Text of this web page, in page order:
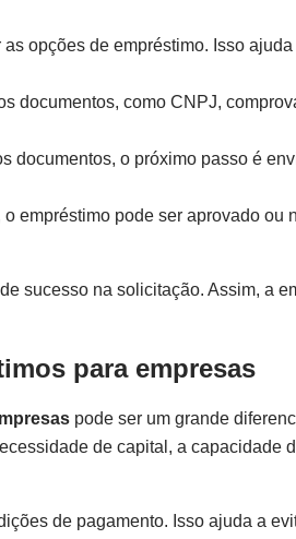
opções de empréstimo. Isso
documentos, como CNPJ,
documentos, o próximo passo é
empréstimo pode ser aprovado ou
sucesso na solicitação. Assim, a
para empresas
pode ser um grande
de capital, a capacidade
de pagamento. Isso ajuda a